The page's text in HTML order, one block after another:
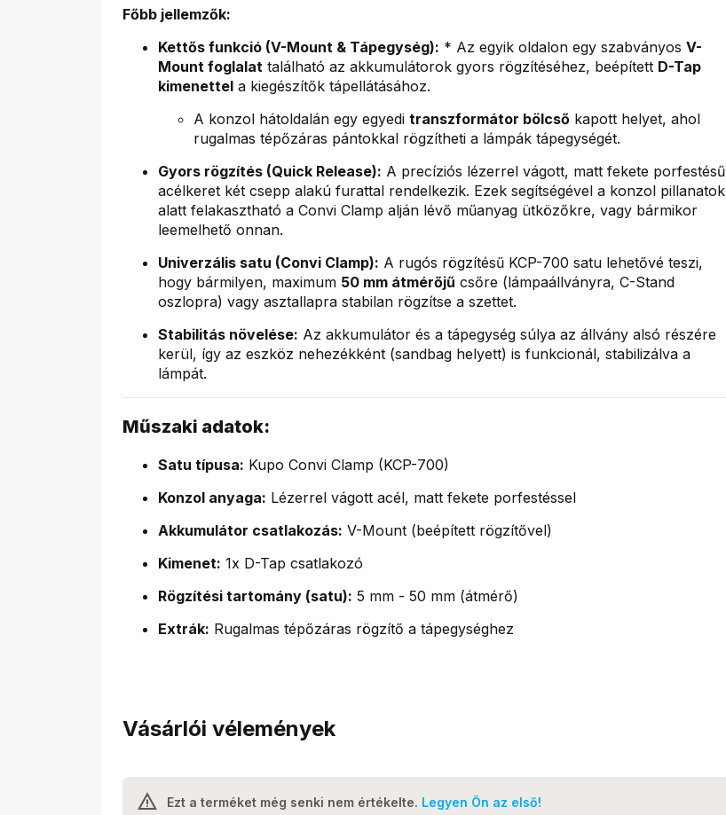
Főbb jellemzők:
Kettős funkció (V-Mount & Tápegység): * Az egyik oldalon egy szabványos V-
Mount foglalat található az akkumulátorok gyors rögzítéséhez, beépített D-Tap
kimenettel a kiegészítők tápellátásához.
A konzol hátoldalán egy egyedi transzformátor bölcső kapott helyet, ahol
rugalmas tépőzáras pántokkal rögzítheti a lámpák tápegységét.
Gyors rögzítés (Quick Release): A precíziós lézerrel vágott, matt fekete porfestésű
acélkeret két csepp alakú furattal rendelkezik. Ezek segítségével a konzol pillanatok
alatt felakasztható a Convi Clamp alján lévő műanyag ütközőkre, vagy bármikor
leemelhető onnan.
Univerzális satu (Convi Clamp): A rugós rögzítésű KCP-700 satu lehetővé teszi,
hogy bármilyen, maximum 50 mm átmérőjű csőre (lámpaállványra, C-Stand
oszlopra) vagy asztallapra stabilan rögzítse a szettet.
Stabilitás növelése: Az akkumulátor és a tápegység súlya az állvány alsó részére
kerül, így az eszköz nehezékként (sandbag helyett) is funkcionál, stabilizálva a
lámpát.
Műszaki adatok:
Satu típusa: Kupo Convi Clamp (KCP-700)
Konzol anyaga: Lézerrel vágott acél, matt fekete porfestéssel
Akkumulátor csatlakozás: V-Mount (beépített rögzítővel)
Kimenet: 1x D-Tap csatlakozó
Rögzítési tartomány (satu): 5 mm - 50 mm (átmérő)
Extrák: Rugalmas tépőzáras rögzítő a tápegységhez
Vásárlói vélemények
Ezt a terméket még senki nem értékelte. Legyen Ön az első!